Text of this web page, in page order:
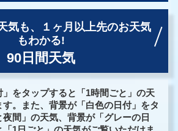
気も、
１ヶ月以上先のお天気
もわかる!
90日間天気
をタップすると「1時間ごと」の天
。また、背景が「白色の日付」をタ
間」の天気、背景が「グレーの日